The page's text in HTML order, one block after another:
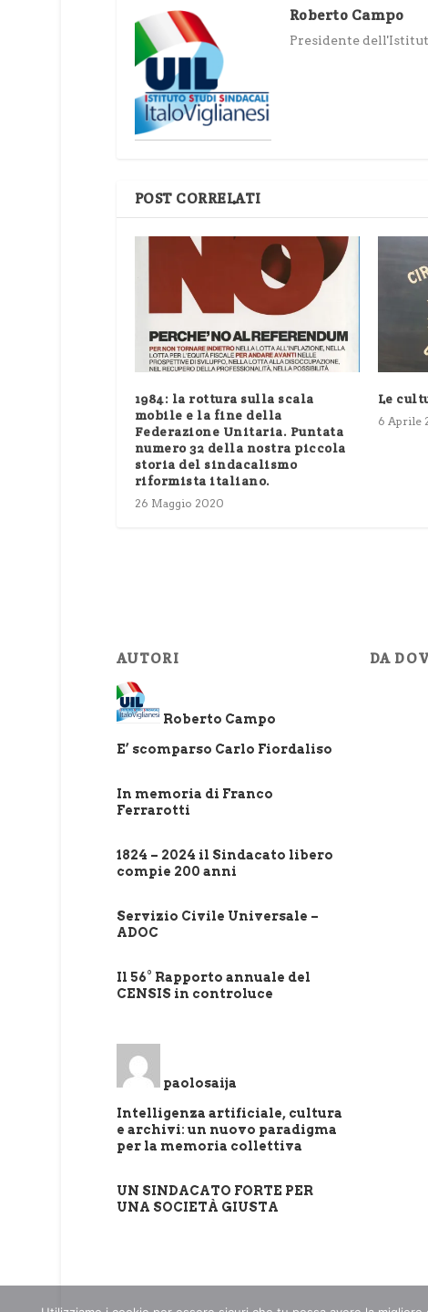
Roberto Campo
Presidente
POST CORRELATI
1984: la rottura sulla scala
mobile e la fine della
Federazione Unitaria. Puntata
numero 32 della nostra piccola
storia del sindacalismo
riformista italiano.
26 Maggio 2020
Le
6 Aprile
AUTORI
Roberto Campo
E’ scomparso Carlo Fiordaliso
In memoria di Franco
Ferrarotti
1824 – 2024 il Sindacato libero
compie 200 anni
Servizio Civile Universale –
ADOC
Il 56° Rapporto annuale del
CENSIS in controluce
paolosaija
Intelligenza artificiale, cultura
e archivi: un nuovo paradigma
per la memoria collettiva
UN SINDACATO FORTE PER
UNA SOCIETÀ GIUSTA
DA